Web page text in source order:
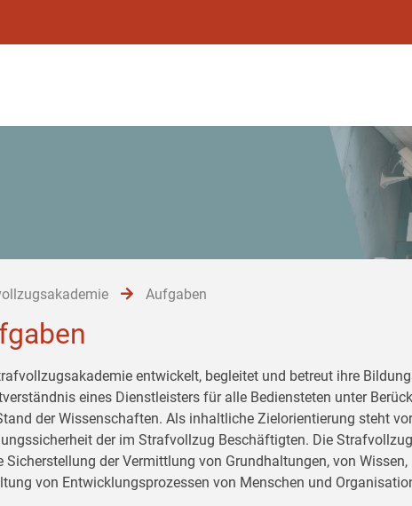
Aufgaben
entwickelt, begleitet und betreut ihre
eines Dienstleisters für alle Bediensteten unter
der Wissenschaften. Als inhaltliche Zielorientierung steht
der im Strafvollzug Beschäftigten. Die
Sicherstellung der Vermittlung von Grundhaltungen, von
von Entwicklungsprozessen von Menschen und